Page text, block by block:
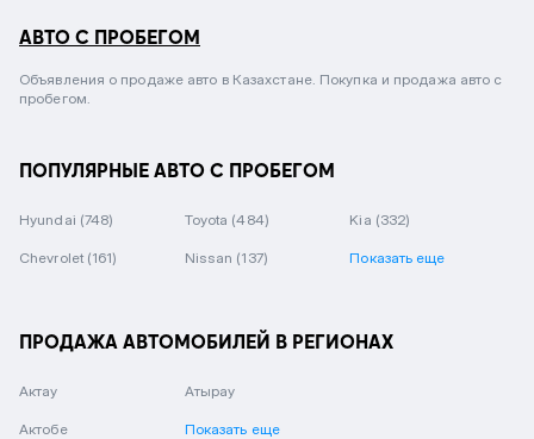
АВТО С ПРОБЕГОМ
Объявления о продаже авто в Казахстане. Покупка и продажа авто с
пробегом.
ПОПУЛЯРНЫЕ АВТО С ПРОБЕГОМ
Hyundai (748) Toyota (484) Kia (332)
Chevrolet (161) Nissan (137) Показать еще
ПРОДАЖА АВТОМОБИЛЕЙ В РЕГИОНАХ
Актау
Актобе
Атырау
Показать еще